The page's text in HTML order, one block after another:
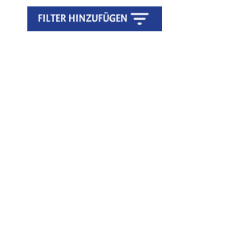
FILTER HINZUFÜGEN